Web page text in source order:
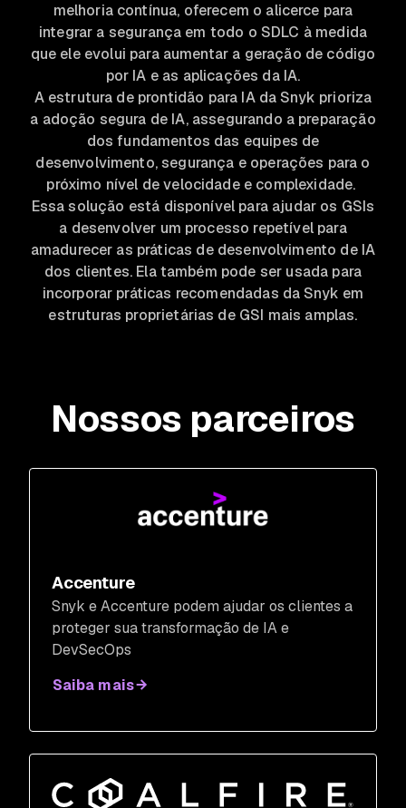
melhoria contínua, oferecem o alicerce para
integrar a segurança em todo o SDLC à medida
que ele evolui para aumentar a geração de código
por IA e as aplicações da IA.
A estrutura de prontidão para IA da Snyk prioriza
a adoção segura de IA, assegurando a preparação
dos fundamentos das equipes de
desenvolvimento, segurança e operações para o
próximo nível de velocidade e complexidade.
Essa solução está disponível para ajudar os GSIs
a desenvolver um processo repetível para
amadurecer as práticas de desenvolvimento de IA
dos clientes. Ela também pode ser usada para
incorporar práticas recomendadas da Snyk em
estruturas proprietárias de GSI mais amplas.
Nossos parceiros
Accenture
Snyk e Accenture podem ajudar os clientes a
proteger sua transformação de IA e
DevSecOps
Saiba mais